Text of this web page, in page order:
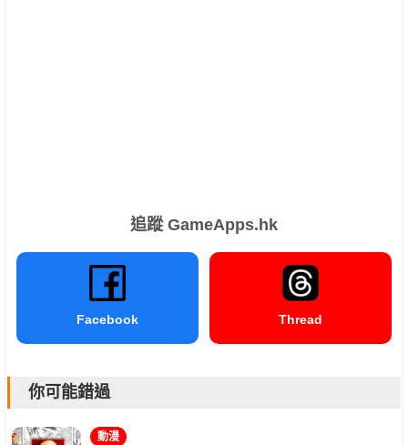
追蹤 GameApps.hk
Facebook Thread
你可能錯過
動漫